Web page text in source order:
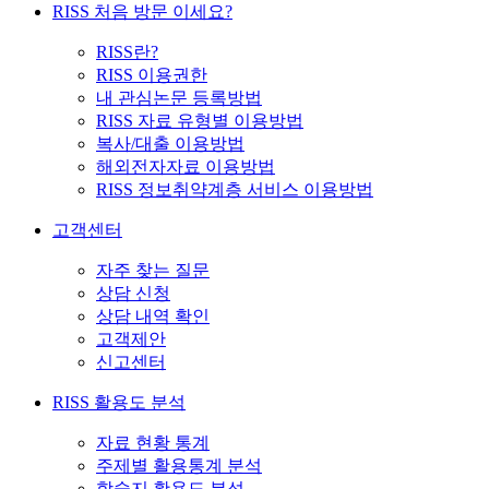
RISS 처음 방문 이세요?
RISS란?
RISS 이용권한
내 관심논문 등록방법
RISS 자료 유형별 이용방법
복사/대출 이용방법
해외전자자료 이용방법
RISS 정보취약계층 서비스 이용방법
고객센터
자주 찾는 질문
상담 신청
상담 내역 확인
고객제안
신고센터
RISS 활용도 분석
자료 현황 통계
주제별 활용통계 분석